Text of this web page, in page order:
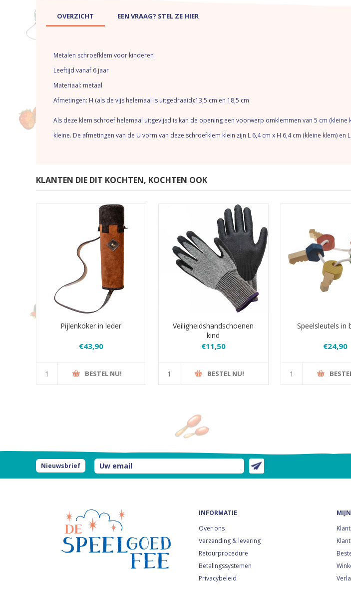
OVERZICHT EEN VRAAG? STEL ZE HIER
Metalen schroefklem voor kinderen
Leeftijd:vanaf 6 jaar
Materiaal: metaal
Afmetingen: H (als de vijs helemaal is uitgedraaid):13,5 cm en 18,5 cm
Als deze klem schroef helemaal uitgevijsd is kan de opening een voorwerp omklemmen van 5 cm
kleine. De afmetingen van de U vorm van deze schroefklem klein zijn L 6,4 cm x H 6,4 cm (kleine klem) en
KLANTEN DIE DIT KOCHTEN, KOCHTEN OOK
Pijlenkoker in leder
€43,90
BESTEL NU!
Veiligheidshandschoenen
kind
€11,50
BESTEL NU!
Speelsleutels in
€24,90
Nieuwsbrief
INFORMATIE
Over ons
Verzending & levering
Retourprocedure
Betalingssystemen
Privacybeleid